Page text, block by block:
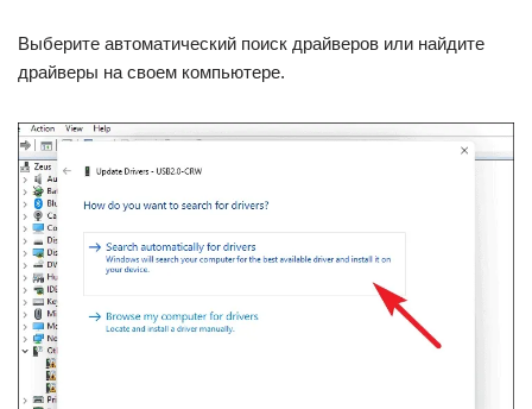
Выберите автоматический поиск драйверов или найдите
драйверы на своем компьютере.